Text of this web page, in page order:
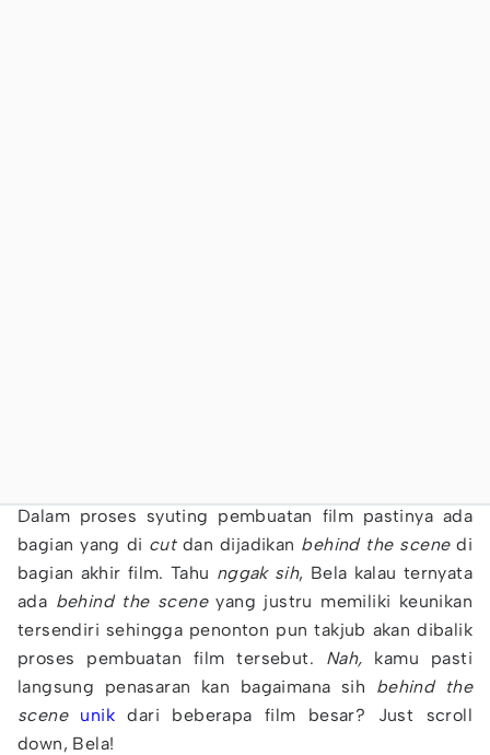
Dalam proses syuting pembuatan film pastinya ada
bagian yang di cutdan dijadikan behind the scenedi
bagian akhir film. Tahu nggak sih, Bela kalau ternyata
ada behind the sceneyang justru memiliki keunikan
tersendiri sehingga penonton pun takjub akan dibalik
proses pembuatan film tersebut. Nah, kamu pasti
langsung penasaran kan bagaimana sih behind the
scene
unikdari beberapa film besar? Just scroll
down, Bela!